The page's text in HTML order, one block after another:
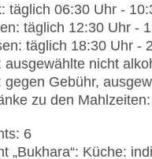
täglich 06:30 Uhr -
täglich 12:30 Uhr -
täglich 18:30 Uhr -
ausgewählte nicht
gegen Gebühr,
zu den
6
„Bukhara“: Küche: